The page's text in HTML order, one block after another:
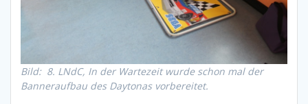
Bild: 8. LNdC, In der Wartezeit wurde schon mal der
Banneraufbau des Daytonas vorbereitet.